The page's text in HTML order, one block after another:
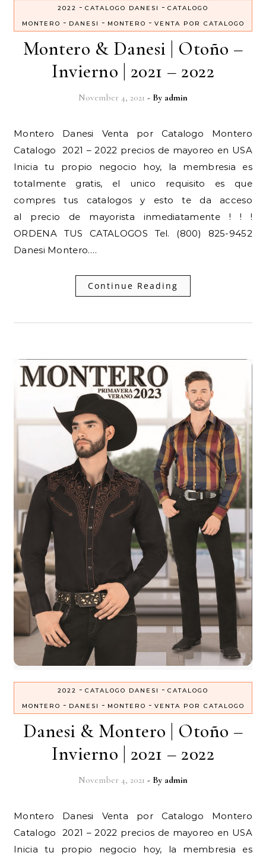
2022 - CATALOGO DANESI - CATALOGO
MONTERO - DANESI - MONTERO - VENTA POR CATALOGO
Montero & Danesi | Otoño –
Invierno | 2021 – 2022
November 4, 2021 - By admin
Montero Danesi Venta por Catalogo Montero
Catalogo 2021 – 2022 precios de mayoreo en USA
Inicia tu propio negocio hoy, la membresia es
totalmente gratis, el unico requisito es que
compres tus catalogos y esto te da acceso
al precio de mayorista inmediatamente ! ! !
ORDENA TUS CATALOGOS Tel. (800) 825-9452
Danesi Montero.…
Continue Reading
2022 - CATALOGO DANESI - CATALOGO
MONTERO - DANESI - MONTERO - VENTA POR CATALOGO
Danesi & Montero | Otoño –
Invierno | 2021 – 2022
November 4, 2021 - By admin
Montero Danesi Venta por Catalogo Montero
Catalogo 2021 – 2022 precios de mayoreo en USA
Inicia tu propio negocio hoy, la membresia es